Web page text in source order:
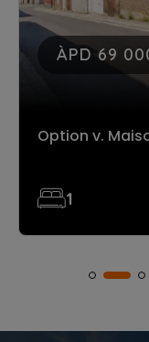
ÀPD 69
Option v.
1